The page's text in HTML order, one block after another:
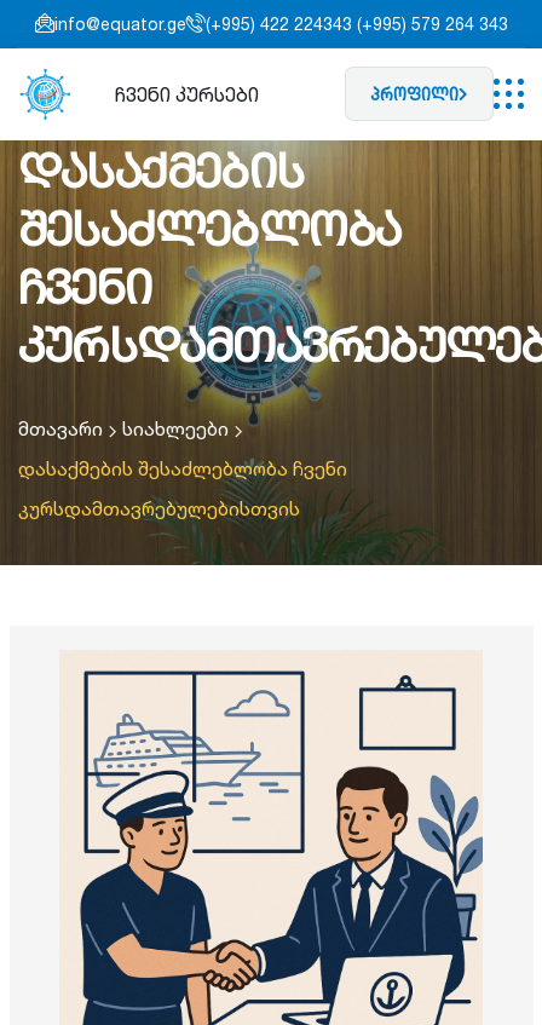
info@equator.ge (+995) 422 224343 (+995) 579 264 343
ჩვენი კურსები პროფილი
დასაქმების
შესაძლებლობა
ჩვენი
მთავარი
სიახლეები
დასაქმების შესაძლებლობა ჩვენი
კურსდამთავრებულებისთვის